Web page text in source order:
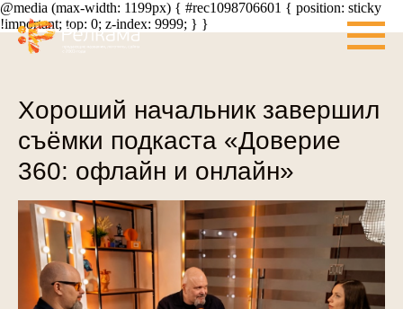
@media (max-width: 1199px) { #rec1098706601 { position: sticky
!important; top: 0; z-index: 9999; } }
Хороший начальник завершил
съёмки подкаста «Доверие
360: офлайн и онлайн»